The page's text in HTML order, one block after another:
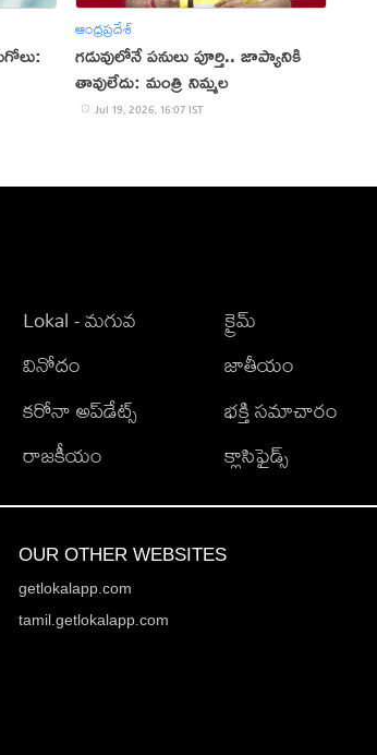
ఆంధ్రప్రదేశ్
గడువులోనే పనులు పూర్తి.. జాప్యానికి
తావులేదు: మంత్రి నిమ్మల
Jul 19, 2026, 16:07 IST
Lokal - మగువ
వినోదం
కరోనా అప్‌డేట్స్
రాజకీయం
క్రైమ్
జాతీయం
భక్తి సమాచారం
క్లాసిఫైడ్స్
OUR OTHER WEBSITES
getlokalapp.com
tamil.getlokalapp.com